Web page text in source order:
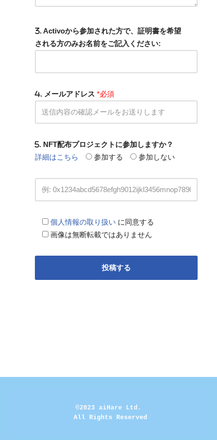
. Activoから参加された方で、証明書を希望
される方のみお名前をご記入ください:
. メールアドレス *必須
. NFT配布プロジェクトに参加しますか？
詳細はこちら
参加する 参加しない
個人情報の取り扱い に同意する
画像は無断転載ではありません
©2023 aiHare Ltd.
All Rights Reserved